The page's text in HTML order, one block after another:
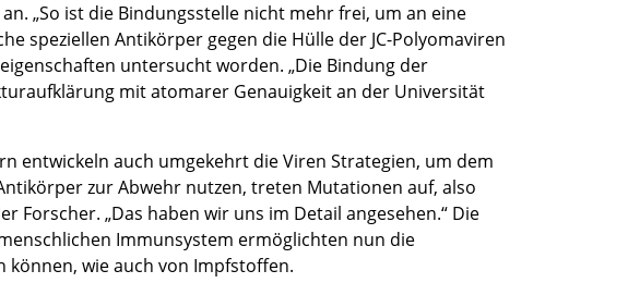
„So ist die Bindungsstelle nicht mehr frei, um an eine
speziellen Antikörper gegen die Hülle der JC-Polyomaviren
untersucht worden. „Die Bindung der
mit atomarer Genauigkeit an der Universität
entwickeln auch umgekehrt die Viren Strategien, um dem
zur Abwehr nutzen, treten Mutationen auf, also
Forscher. „Das haben wir uns im Detail angesehen.“ Die
Immunsystem ermöglichten nun die
wie auch von Impfstoffen.